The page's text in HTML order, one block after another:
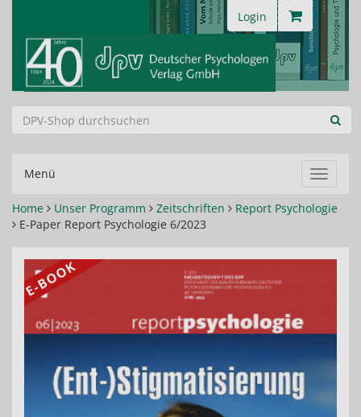
Login
Menü
ein-/
Home
Unser Programm Zeitschriften
Report Psychologie
E-Paper Report Psychologie 6/2023